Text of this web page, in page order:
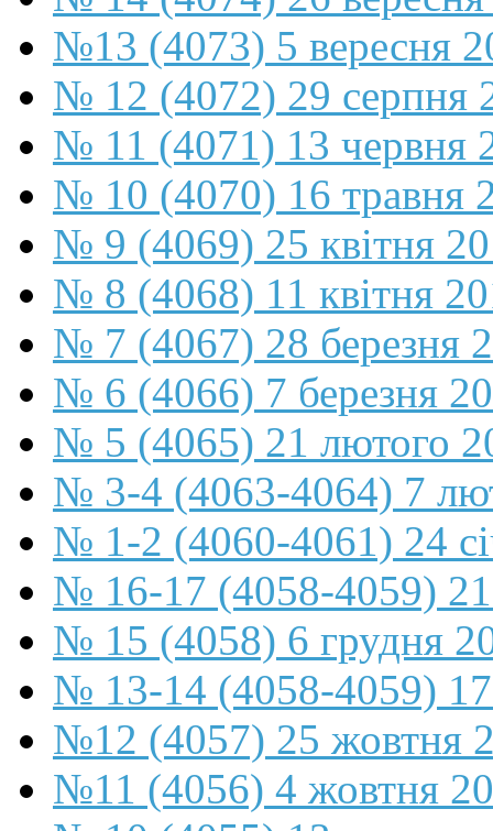
№13 (4073) 5 вересня
№ 12 (4072) 29 серпня
№ 11 (4071) 13 червня
№ 10 (4070) 16 травня
№ 9 (4069) 25 квітня
№ 8 (4068) 11 квітня
№ 7 (4067) 28 березня
№ 6 (4066) 7 березня
№ 5 (4065) 21 лютого
№ 3-4 (4063-4064) 7
№ 1-2 (4060-4061) 24
№ 16-17 (4058-4059) 21
№ 15 (4058) 6 грудня
№ 13-14 (4058-4059) 17
№12 (4057) 25 жовтня
№11 (4056) 4 жовтня